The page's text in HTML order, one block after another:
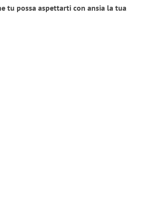
tu possa aspettarti con ansia la tua